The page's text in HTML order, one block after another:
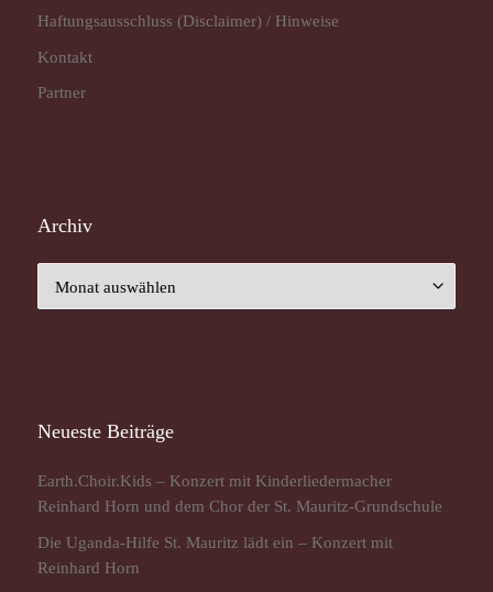
Haftungsausschluss (Disclaimer) / Hinweise
Kontakt
Partner
Archiv
Neueste Beiträge
Earth.Choir.Kids – Konzert mit Kinderliedermacher
Reinhard Horn und dem Chor der St. Mauritz-Grundschule
Die Uganda-Hilfe St. Mauritz lädt ein – Konzert mit
Reinhard Horn